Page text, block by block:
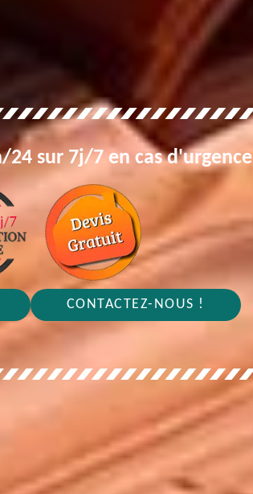
sur 7j/7 en cas d'urgence
CONTACTEZ-NOUS !